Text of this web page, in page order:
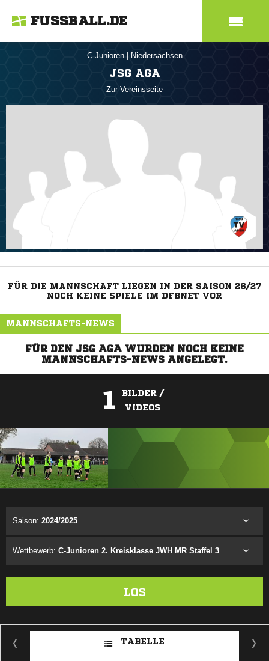
FUSSBALL.DE
C-Junioren Niedersachsen
JSG AGA
Zur Vereinsseite
FÜR DIE MANNSCHAFT LIEGEN IN DER SAISON 26/27
NOCH KEINE SPIELE IM DFBNET VOR
MANNSCHAFTS-NEWS
FÜR DEN JSG AGA WURDEN NOCH KEINE
MANNSCHAFTS-NEWS ANGELEGT.
1
BILDER /
VIDEOS
Saison: 2024/2025
Wettbewerb: C-Junioren 2. Kreisklasse JWH MR Staffel 3
LOS
TABELLE